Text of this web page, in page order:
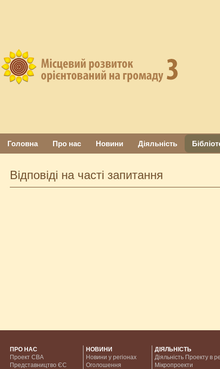
Головна Про нас Новини Діяльність
Відповіді на часті запитання
ПРО НАС
Проект CBA
Представництво ЄС
НОВИНИ
Новини у регіонах
Оголошення
ДІЯЛЬНІСТЬ
Діяльність Проекту в
Мікропроекти